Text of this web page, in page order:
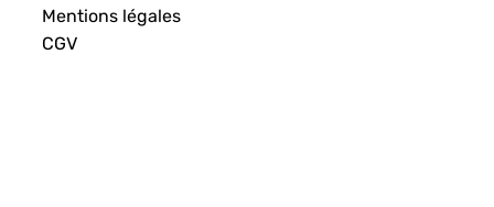
Mentions légales
CGV